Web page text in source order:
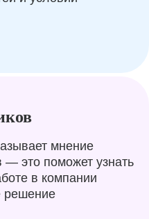
мнение
— это поможет узнать
в компании
решение